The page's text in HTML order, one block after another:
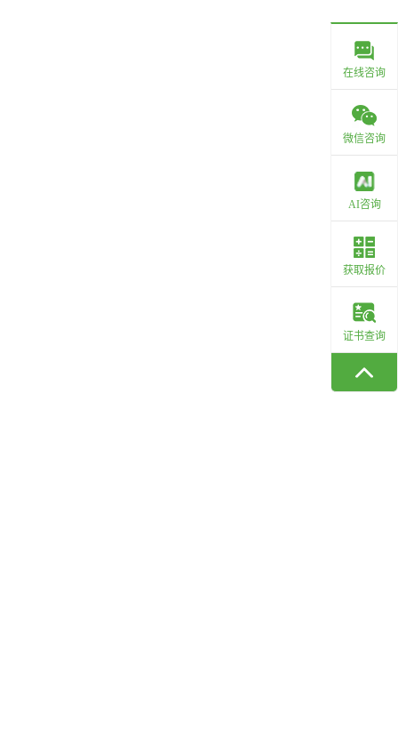
在线咨询
微信咨询
AI咨询
获取报价
证书查询